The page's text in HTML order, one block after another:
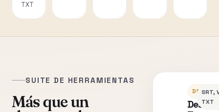
TXT
SUITE DE HERRAMIENTAS
Más que un
SRT,
TXT